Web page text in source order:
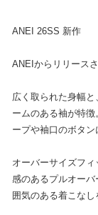
ANEI 26SS 新作
ANEIからリリース
広く取られた身幅
ームのある袖が特
ープや袖口のボタン
オーバーサイズフ
感のあるプルオー
囲気のある着こなし